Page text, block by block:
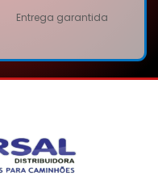
Entrega garantida